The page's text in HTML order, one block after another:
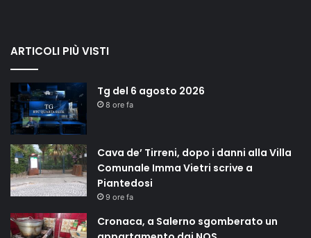
ARTICOLI PIÙ VISTI
Tg del 6 agosto 2026
8 ore fa
Cava de’ Tirreni, dopo i danni alla Villa
Comunale Imma Vietri scrive a
Piantedosi
9 ore fa
Cronaca, a Salerno sgomberato un